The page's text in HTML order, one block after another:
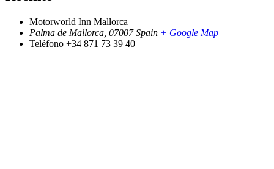
Motorworld Inn Mallorca
Palma de Mallorca 07007 Spain + Google Map
Teléfono +34 871 73 39 40